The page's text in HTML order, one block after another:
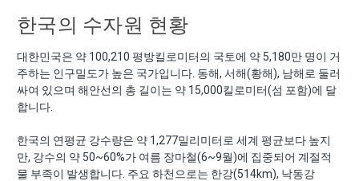
한국의 수자원 현황
대한민국은 약 100,210 평방킬로미터의 국토에 약 5,180만 명이 거
주하는 인구밀도가 높은 국가입니다. 동해, 서해(황해), 남해로 둘러
싸여 있으며 해안선의 총 길이는 약 15,000킬로미터(섬 포함)에 달
합니다.
한국의 연평균 강수량은 약 1,277밀리미터로 세계 평균보다 높지
만, 강수의 약 50~60%가 여름 장마철(6~9월)에 집중되어 계절적
물 부족이 발생합니다. 주요 하천으로는 한강(514km), 낙동강